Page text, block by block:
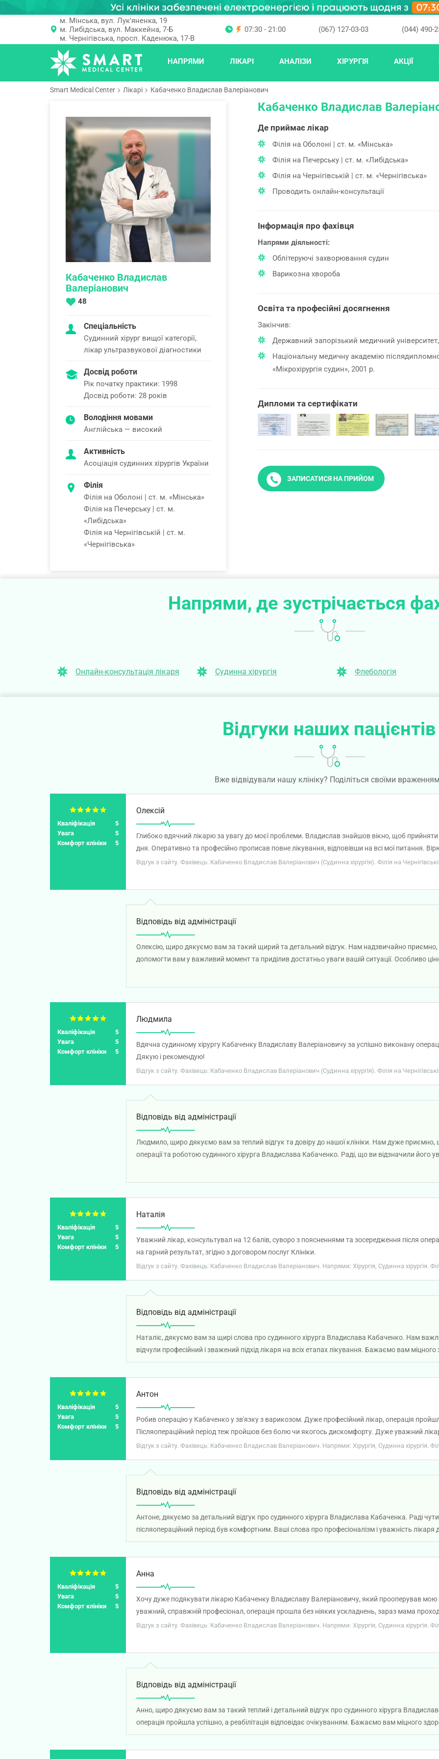
м. Мінська, вул. Лук'яненка, 19
м. Либідська, вул. Маккейна, 7-Б
м. Чернігівська, просп. Каденюка, 17-В
07:30 - 21:00 (067) 127-03-03 (044) 490-
НАПРЯМИ ЛІКАРІ АНАЛІЗИ ХІРУРГІЯ АКЦІЇ
Smart Medical Center Лікарі Кабаченко Владислав Валеріанович
Кабаченко Владислав
Валеріанович
48
Спеціальність
Судинний хірург вищої категорії,
лікар ультразвукової діагностики
Досвід роботи
Рік початку практики: 1998
Досвід роботи: 28 років
Володіння мовами
Англійська — високий
Активність
Асоціація судинних хірургів України
Філія
Філія на Оболоні | ст. м. «Мінська»
Філія на Печерську | ст. м.
«Либідська»
Філія на Чернігівській | ст. м.
«Чернігівська»
Кабаченко Владислав
Де приймає лікар
Філія на Оболоні | ст. м. «Мінська»
Філія на Печерську | ст. м. «Либідська»
Філія на Чернігівській | ст. м. «Чернігівська»
Проводить онлайн-консультації
Інформація про фахівця
Напрями діяльності:
Облітеруючі захворювання судин
Варикозна хвороба
Освіта та професійні досягнення
Закінчив:
Державний запорізький медичний
Національну медичну академію
«Мікрохірургія судин», 2001 р.
Дипломи та сертифікати
ЗАПИСАТИСЯ НА ПРИЙОМ
Напрями, де зустрічається
Онлайн-консультація лікаря Судинна хірургія Флебологія
Відгуки наших пацієнтів
Вже відвідували нашу клініку? Поділіться своїми
Кваліфікація
5
Увага
5
Комфорт клініки
5
Олексій
Глибоко вдячний лікарю за увагу до моєї проблеми. Владислав знайшов вікно, щоб
дня. Оперативно та професійно прописав повне лікування, відповівши на всі мої питання.
матиме позитивний результат після лікування і ми з Владиславом Валеріановичем, якому
Відгук з сайту. Фахівець: Кабаченко Владислав Валеріанович (Судинна хірургія). Філія на
Відповідь від адміністрації
Олексію, щиро дякуємо вам за такий щирий та детальний відгук. Нам надзвичайно приємно,
допомогти вам у важливий момент та приділив достатньо уваги вашій ситуації. Особливо
Кваліфікація
5
Увага
5
Комфорт клініки
5
Людмила
Вдячна судинному хірургу Кабаченку Владиславу Валеріановичу за успішно виконану
Дякую і рекомендую!
Відгук з сайту. Фахівець: Кабаченко Владислав Валеріанович (Судинна хірургія). Філія на
Відповідь від адміністрації
Людмило, щиро дякуємо вам за теплий відгук та довіру до нашої клініки. Нам дуже
операції та роботою судинного хірурга Владислава Кабаченко. Раді, що ви відзначили його
Кваліфікація
5
Увага
5
Комфорт клініки
5
Наталія
Уважний лікар, консультувал на 12 балів, суворо з поясненнями та зосередження після
на гарний результат, згідно з договором послуг Клініки.
Відгук з сайту. Фахівець: Кабаченко Владислав Валеріанович. Напрями: Хірургія, Судинна хірургія.
Відповідь від адміністрації
Наталіє, дякуємо вам за щирі слова про судинного хірурга Владислава Кабаченко. Нам
відчули професійний і зважений підхід лікаря на всіх етапах лікування. Бажаємо вам міцного
Кваліфікація
5
Увага
5
Комфорт клініки
5
Антон
Робив операцію у Кабаченко у зв'язку з варикозом. Дуже професійний лікар, операція
Післяопераційний період теж пройшов без болю чи якогось дискомфорту. Дуже уважний
Відгук з сайту. Фахівець: Кабаченко Владислав Валеріанович. Напрями: Хірургія, Судинна хірургія.
Відповідь від адміністрації
Антоне, дякуємо за детальний відгук про судинного хірурга Владислава Кабаченка. Раді
післяопераційний період був комфортним. Ваші слова про професіоналізм і уважність
Кваліфікація
5
Увага
5
Комфорт клініки
5
Анна
Хочу дуже подякувати лікарю Кабаченку Владиславу Валеріановичу, який прооперував мою
уважний, справжній професіонал, операція прошла без ніяких ускладнень, зараз мама
попереджав. Якщо вам потрібно вирізати вени на ногах, то рекомендуємо саме цього хірурга!
Відгук з сайту. Фахівець: Кабаченко Владислав Валеріанович. Напрями: Хірургія, Судинна хірургія.
Відповідь від адміністрації
Анно, щиро дякуємо вам за такий теплий і детальний відгук про судинного хірурга
операція пройшла успішно, а реабілітація відповідає очікуванням. Бажаємо вам міцного